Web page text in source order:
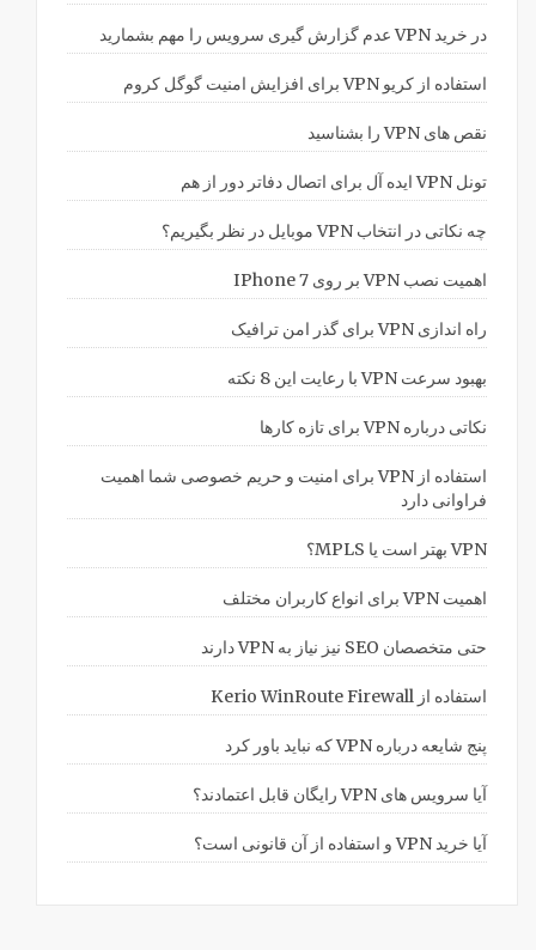
در خرید VPN عدم گزارش گیری سرویس را مهم بشمارید
استفاده از کریو VPN برای افزایش امنیت گوگل کروم
نقص های VPN را بشناسید
تونل VPN ایده آل برای اتصال دفاتر دور از هم
چه نکاتی در انتخاب VPN موبایل در نظر بگیریم؟
اهمیت نصب VPN بر روی IPhone 7
راه اندازی VPN برای گذر امن ترافیک
بهبود سرعت VPN با رعایت این 8 نکته
نکاتی درباره VPN برای تازه کارها
استفاده از VPN برای امنیت و حریم خصوصی شما اهمیت
فراوانی دارد
VPN بهتر است یا MPLS؟
اهمیت VPN برای انواع کاربران مختلف
حتی متخصصان SEO نیز نیاز به VPN دارند
استفاده از Kerio WinRoute Firewall
پنج شایعه درباره VPN که نباید باور کرد
آیا سرویس های VPN رایگان قابل اعتمادند؟
آیا خرید VPN و استفاده از آن قانونی است؟